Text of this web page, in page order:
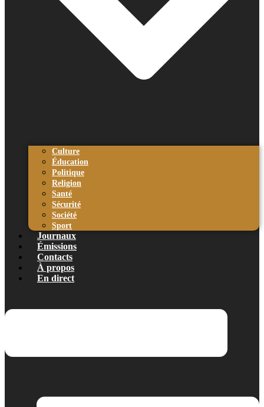
Culture
Éducation
Politique
Religion
Santé
Sécurité
Société
Sport
Journaux
Émissions
Contacts
À propos
En direct